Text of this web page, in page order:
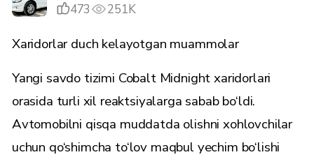
473
251K
Xaridorlar duch kelayotgan muammolar
Yangi savdo tizimi Cobalt Midnight xaridorlari
orasida turli xil reaktsiyalarga sabab bo‘ldi.
Avtomobilni qisqa muddatda olishni xohlovchilar
uchun qo‘shimcha to‘lov maqbul yechim bo‘lishi